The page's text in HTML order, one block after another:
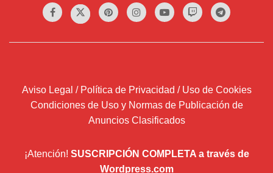
Aviso Legal / Política de Privacidad / Uso de Cookies
Condiciones de Uso y Normas de Publicación de
Anuncios Clasificados
¡Atención! SUSCRIPCIÓN COMPLETA a través de
Wordpress.com